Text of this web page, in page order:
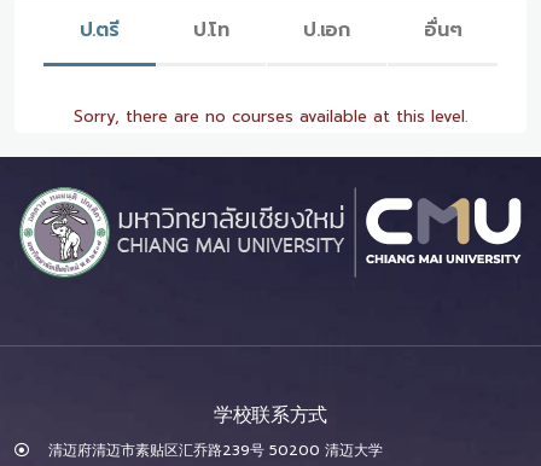
ป.ตรี ป.โท ป.เอก อื่นๆ
Sorry, there are no courses available at this level.
学校联系方式
清迈府清迈市素贴区汇乔路239号 50200 清迈大学